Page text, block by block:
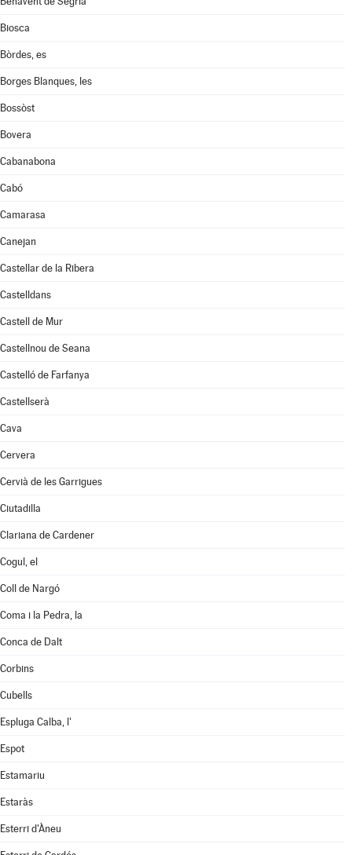
Biosca
Bòrdes, es
Borges Blanques, les
Bossòst
Bovera
Cabanabona
Cabó
Camarasa
Canejan
Castellar de la Ribera
Castelldans
Castell de Mur
Castellnou de Seana
Castelló de Farfanya
Castellserà
Cava
Cervera
Cervià de les Garrigues
Ciutadilla
Clariana de Cardener
Cogul, el
Coll de Nargó
Coma i la Pedra, la
Conca de Dalt
Corbins
Cubells
Espluga Calba, l'
Espot
Estamariu
Estaràs
Esterri d'Àneu